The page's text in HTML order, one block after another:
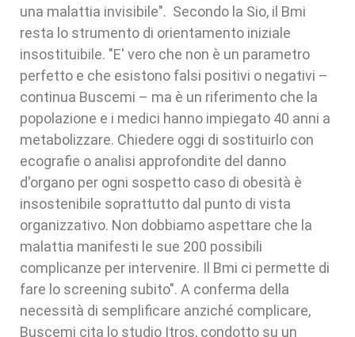
una malattia invisibile". Secondo la Sio, il Bmi
resta lo strumento di orientamento iniziale
insostituibile. "E' vero che non è un parametro
perfetto e che esistono falsi positivi o negativi –
continua Buscemi – ma è un riferimento che la
popolazione e i medici hanno impiegato 40 anni a
metabolizzare. Chiedere oggi di sostituirlo con
ecografie o analisi approfondite del danno
d'organo per ogni sospetto caso di obesità è
insostenibile soprattutto dal punto di vista
organizzativo. Non dobbiamo aspettare che la
malattia manifesti le sue 200 possibili
complicanze per intervenire. Il Bmi ci permette di
fare lo screening subito". A conferma della
necessità di semplificare anziché complicare,
Buscemi cita lo studio Itros, condotto su un